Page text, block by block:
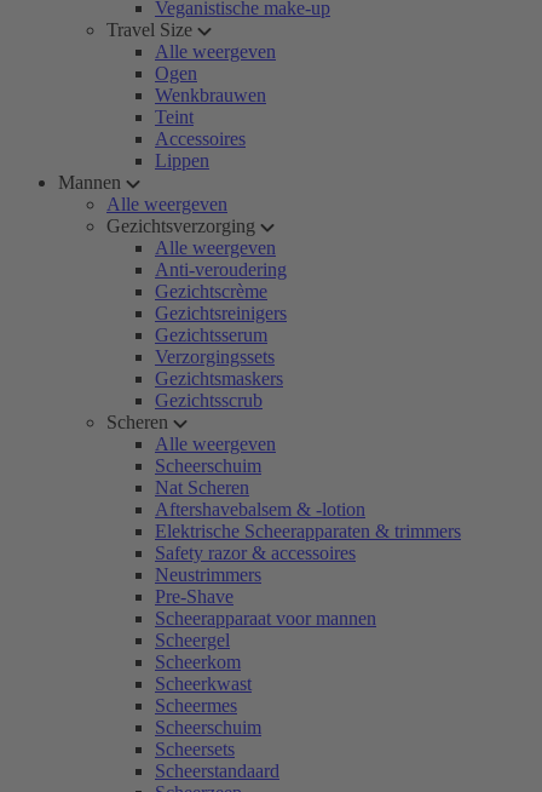
Veganistische make-up
Travel Size
Alle weergeven
Ogen
Wenkbrauwen
Teint
Accessoires
Lippen
Mannen
Alle weergeven
Gezichtsverzorging
Alle weergeven
Anti-veroudering
Gezichtscrème
Gezichtsreinigers
Gezichtsserum
Verzorgingssets
Gezichtsmaskers
Gezichtsscrub
Scheren
Alle weergeven
Scheerschuim
Nat Scheren
Aftershavebalsem & -lotion
Elektrische Scheerapparaten & trimmers
Safety razor & accessoires
Neustrimmers
Pre-Shave
Scheerapparaat voor mannen
Scheergel
Scheerkom
Scheerkwast
Scheermes
Scheerschuim
Scheersets
Scheerstandaard